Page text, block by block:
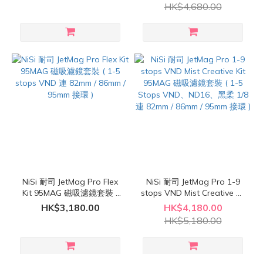
HK$4,680.00
NiSi 耐司 JetMag Pro Flex
Kit 95MAG 磁吸濾鏡套裝 (
1-5 stops VND 連 82mm /
86mm / 95mm 接環 )
HK$3,180.00
NiSi 耐司 JetMag Pro 1-9
stops VND Mist Creative Kit
95MAG 磁吸濾鏡套裝 ( 1-5
Stops VND、ND16、黑柔
1/8 連 82mm / 86mm /
HK$4,180.00
HK$5,180.00